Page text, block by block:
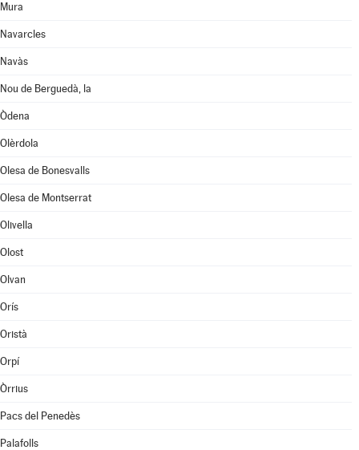
Mura
Navarcles
Navàs
Nou de Berguedà, la
Òdena
Olèrdola
Olesa de Bonesvalls
Olesa de Montserrat
Olivella
Olost
Olvan
Orís
Oristà
Orpí
Òrrius
Pacs del Penedès
Palafolls